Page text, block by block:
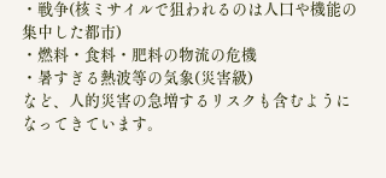
・戦争(核ミサイルで狙われるのは人口や機能の
集中した都市)
・燃料・食料・肥料の物流の危機
・暑すぎる熱波等の気象(災害級)
など、人的災害の急増するリスクも含むように
なってきています。